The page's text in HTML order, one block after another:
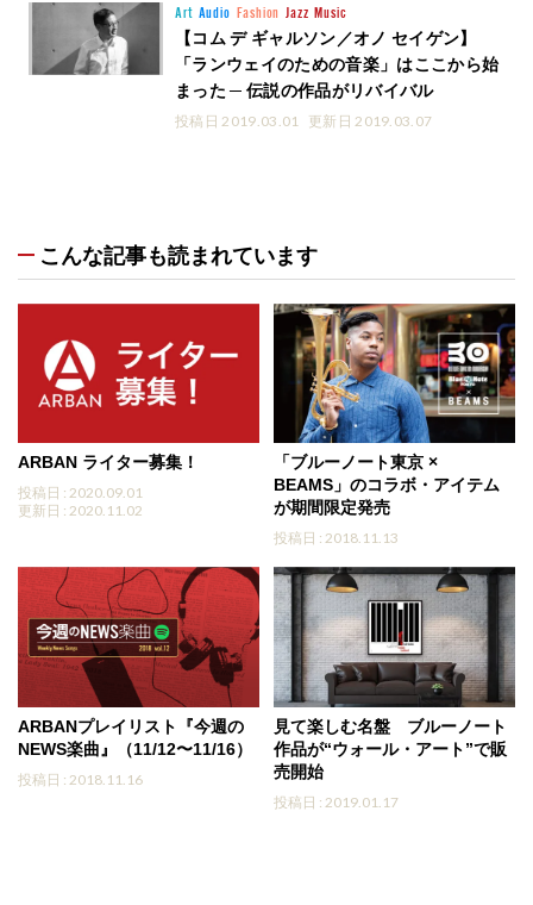
Art Audio Fashion Jazz Music
【コム デ ギャルソン／オノ セイゲン】
「ランウェイのための音楽」はここから始
まった ─ 伝説の作品がリバイバル
投稿日 2019.03.01 更新日 2019.03.07
こんな記事も読まれています
ARBAN ライター募集！
投稿日 : 2020.09.01
更新日 : 2020.11.02
「ブルーノート東京 ×
BEAMS」のコラボ・アイテム
が期間限定発売
投稿日 : 2018.11.13
ARBANプレイリスト『今週の
NEWS楽曲』（11/12〜11/16）
投稿日 : 2018.11.16
見て楽しむ名盤 ブルーノート
作品が“ウォール・アート”で販
売開始
投稿日 : 2019.01.17